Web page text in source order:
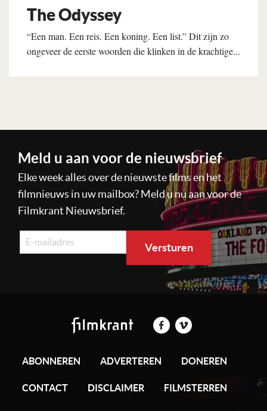
The Odyssey
“Een man. Een reis. Een koning. Een list.” Dit zijn zo
ongeveer de eerste woorden die klinken in de krachtige...
Meld u aan voor de nieuwsbrief
Elke week alles over de nieuwste films en het
filmnieuws in uw mailbox? Meld u nu aan voor de
Filmkrant Nieuwsbrief.
ABONNEREN ADVERTEREN DONEREN
CONTACT DISCLAIMER FILMSTERREN